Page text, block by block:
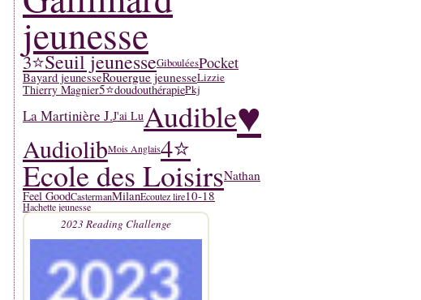
jeunesse
3⭐Seuil jeunesseGibouléesPocket
Bayard jeunesseRouergue jeunesseLizzie
Thierry Magnier5⭐doudouthérapiePkj
La Martinière J.J'ai LuAudible♥
AudiolibMois Anglais4⭐
Ecole des LoisirsNathan
Feel GoodCastermanMilanEcoutez lire10-18
Hachette jeunesse
2023 Reading Challenge